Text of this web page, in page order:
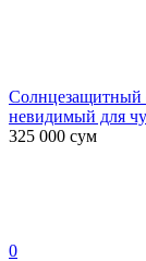
Солнцезащитный
невидимый для
325 000 сум
0